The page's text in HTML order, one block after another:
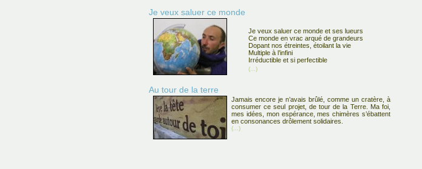
Je veux saluer ce monde
Je veux saluer ce monde et ses lueurs
Ce monde en vrac arqué de grandeurs
Dopant nos étreintes, étoilant la vie
Multiple à l’infini
Irréductible et si perfectible
(...)
Au tour de la terre
Jamais encore je n’avais brûlé, comme un cratère, à
consumer ce seul projet, de tour de la Terre. Ma foi,
mes idées, mon espérance, mes chimères s’ébattent
en consonances drôlement solidaires.
(...)